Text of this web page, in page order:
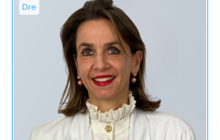
Dre